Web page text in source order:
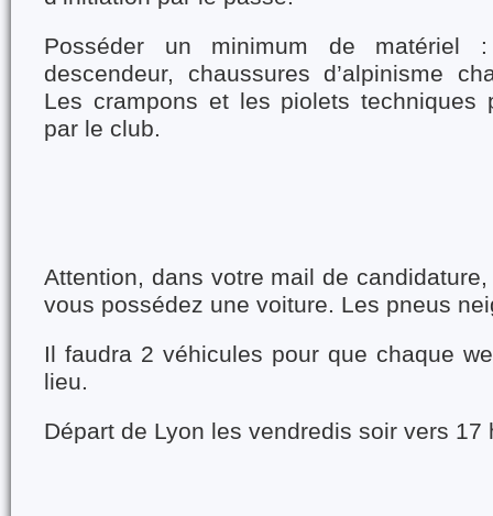
Posséder un minimum de matériel :
descendeur, chaussures d’alpinisme
Les crampons et les piolets techniques
par le club.
Attention, dans votre mail de
vous possédez une voiture. Les pneus
Il faudra 2 véhicules pour que chaque
lieu.
Départ de Lyon les vendredis soir vers 17